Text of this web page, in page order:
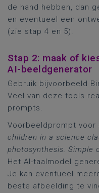
de hand hebben, dan
en eventueel een
(zie stap 4 en 5).
Stap 2: maak of
AI-beeldgenerator
Gebruik bijvoorbeeld
Veel van deze tools
prompts.
Voorbeeldprompt voor
children in a science
photosynthesis. Simple
Het AI-taalmodel
Je kan eventueel
beste afbeelding te